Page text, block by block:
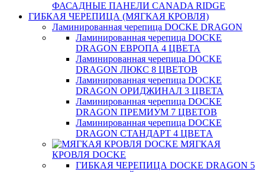
ФАСАДНЫЕ ПАНЕЛИ CANADA RIDGE
ГИБКАЯ ЧЕРЕПИЦА (МЯГКАЯ КРОВЛЯ)
Ламинированная черепица DOCKE DRAGON
Ламинированная черепица DOCKE
DRAGON ЕВРОПА 4 ЦВЕТА
Ламинированная черепица DOCKE
DRAGON ЛЮКС 8 ЦВЕТОВ
Ламинированная черепица DOCKE
DRAGON ОРИДЖИНАЛ 3 ЦВЕТА
Ламинированная черепица DOCKE
DRAGON ПРЕМИУМ 7 ЦВЕТОВ
Ламинированная черепица DOCKE
DRAGON СТАНДАРТ 4 ЦВЕТA
МЯГКАЯ
КРОВЛЯ DOCKE
ГИБКАЯ ЧЕРЕПИЦА DOCKE DRAGON 5